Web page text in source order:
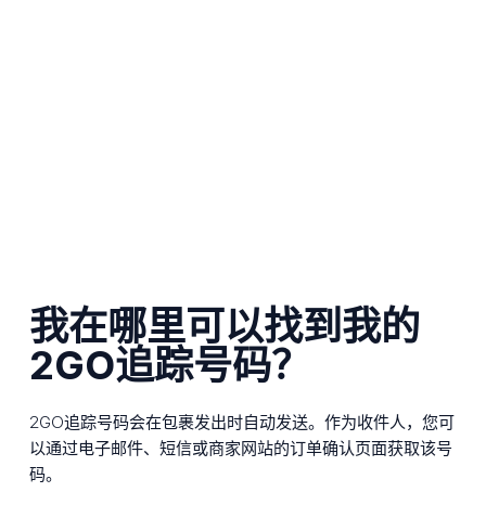
我在哪里可以找到我的
2GO追踪号码？
2GO追踪号码会在包裹发出时自动发送。作为收件人，您可
以通过电子邮件、短信或商家网站的订单确认页面获取该号
码。